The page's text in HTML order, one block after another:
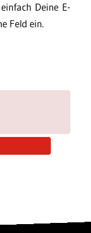
Deine E-
Feld ein.